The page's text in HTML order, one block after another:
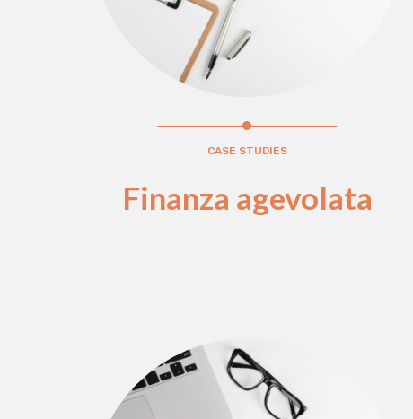
CASE STUDIES
Finanza agevolata